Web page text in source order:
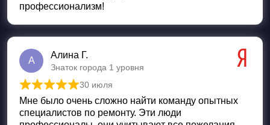
профессионализм!
А
Алина Г.
Знаток города 1 уровня
Оценка 5 из 5
30 июля
Мне было очень сложно найти команду опытных
специалистов по ремонту. Эти люди